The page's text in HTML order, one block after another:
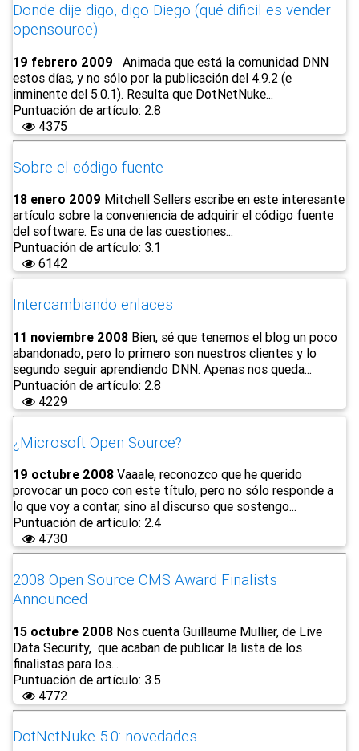
Donde dije digo, digo Diego (qué dificil es vender
opensource)
19 febrero 2009 Animada que está la comunidad DNN
estos días, y no sólo por la publicación del 4.9.2 (e
inminente del 5.0.1). Resulta que DotNetNuke...
Puntuación de artículo: 2.8
4375
Sobre el código fuente
18 enero 2009 Mitchell Sellers escribe en este interesante
artículo sobre la conveniencia de adquirir el código fuente
del software. Es una de las cuestiones...
Puntuación de artículo: 3.1
6142
Intercambiando enlaces
11 noviembre 2008 Bien, sé que tenemos el blog un poco
abandonado, pero lo primero son nuestros clientes y lo
segundo seguir aprendiendo DNN. Apenas nos queda...
Puntuación de artículo: 2.8
4229
¿Microsoft Open Source?
19 octubre 2008 Vaaale, reconozco que he querido
provocar un poco con este título, pero no sólo responde a
lo que voy a contar, sino al discurso que sostengo...
Puntuación de artículo: 2.4
4730
2008 Open Source CMS Award Finalists
Announced
15 octubre 2008 Nos cuenta Guillaume Mullier, de Live
Data Security, que acaban de publicar la lista de los
finalistas para los...
Puntuación de artículo: 3.5
4772
DotNetNuke 5.0: novedades